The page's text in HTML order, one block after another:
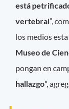
está
vertebral”,
los medios
Museo de
pongan en
hallazgo",